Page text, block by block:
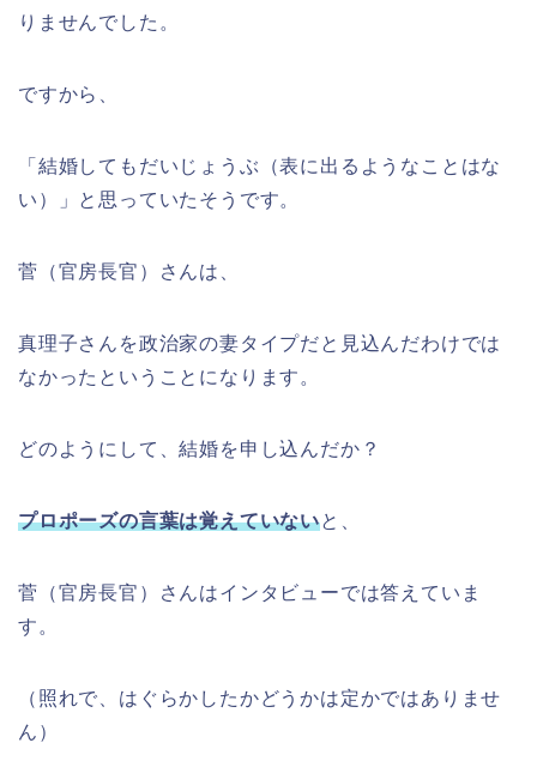
りませんでした。
ですから、
「結婚してもだいじょうぶ（表に出るようなことはな
い）」と思っていたそうです。
菅（官房長官）さんは、
真理子さんを政治家の妻タイプだと見込んだわけでは
なかったということになります。
どのようにして、結婚を申し込んだか？
プロポーズの言葉は覚えていないと、
菅（官房長官）さんはインタビューでは答えていま
す。
（照れで、はぐらかしたかどうかは定かではありませ
ん）